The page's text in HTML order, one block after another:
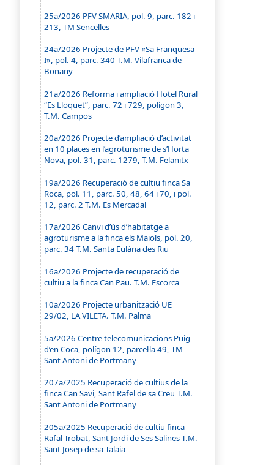
25a/2026 PFV SMARIA, pol. 9, parc. 182 i
213, TM Sencelles
24a/2026 Projecte de PFV «Sa Franquesa
I», pol. 4, parc. 340 T.M. Vilafranca de
Bonany
21a/2026 Reforma i ampliació Hotel Rural
“Es Lloquet”, parc. 72 i 729, polígon 3,
T.M. Campos
20a/2026 Projecte d’ampliació d’activitat
en 10 places en l’agroturisme de s’Horta
Nova, pol. 31, parc. 1279, T.M. Felanitx
19a/2026 Recuperació de cultiu finca Sa
Roca, pol. 11, parc. 50, 48, 64 i 70, i pol.
12, parc. 2 T.M. Es Mercadal
17a/2026 Canvi d’ús d’habitatge a
agroturisme a la finca els Maiols, pol. 20,
parc. 34 T.M. Santa Eulària des Riu
16a/2026 Projecte de recuperació de
cultiu a la finca Can Pau. T.M. Escorca
10a/2026 Projecte urbanització UE
29/02, LA VILETA. T.M. Palma
5a/2026 Centre telecomunicacions Puig
d’en Coca, polígon 12, parcel·la 49, TM
Sant Antoni de Portmany
207a/2025 Recuperació de cultius de la
finca Can Savi, Sant Rafel de sa Creu T.M.
Sant Antoni de Portmany
205a/2025 Recuperació de cultiu finca
Rafal Trobat, Sant Jordi de Ses Salines T.M.
Sant Josep de sa Talaia